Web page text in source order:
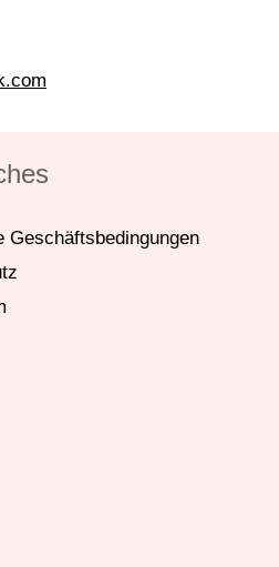
Geschäftsbedingungen